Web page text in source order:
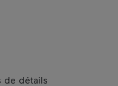
de détails